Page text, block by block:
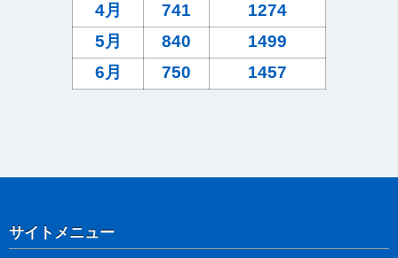
4月
741
1274
5月
840
1499
6月
750 1457
サイトメニュー